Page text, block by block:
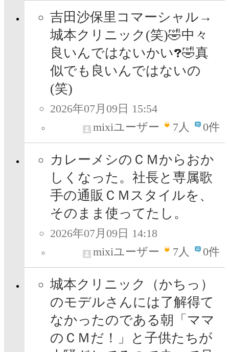
吉田沙保里コマーシャル→
城本クリニック(笑)🤣中々
良いんではないかい
🤣真
似でも良いんではないの
(笑)
2026年07月09日 15:54
mixiユーザー
7人 0件
カレーメシのＣＭからおか
しくなった。社長と専属歌
手の通販ＣＭスタイルを、
そのまま使ってたし。
2026年07月09日 14:18
mixiユーザー
7人 0件
城本クリニック（かちっ）
のモデルさんには了解得て
なかったのである朝「ママ
のＣＭだ！」と子供たちが